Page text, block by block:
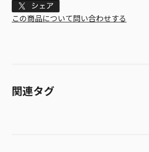
Tweet
この商品について問い合わせする
関連タグ